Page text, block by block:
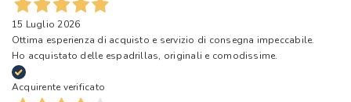
15 Luglio 2026
Ottima esperienza di acquisto e servizio di consegna impeccabile.
Ho acquistato delle espadrillas, originali e comodissime.
Acquirente verificato